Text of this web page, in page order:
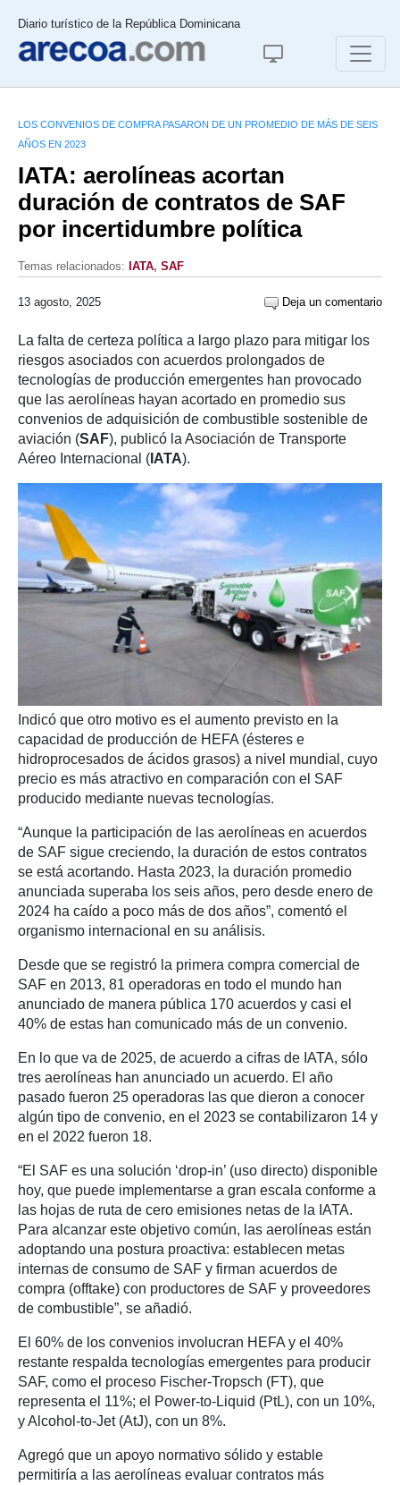
Diario turístico de la República Dominicana
LOS CONVENIOS DE COMPRA PASARON DE UN PROMEDIO DE MÁS DE SEIS
AÑOS EN 2023
IATA: aerolíneas acortan
duración de contratos de SAF
por incertidumbre política
Temas relacionados: IATA, SAF
13 agosto, 2025 Deja un comentario
La falta de certeza política a largo plazo para mitigar los
riesgos asociados con acuerdos prolongados de
tecnologías de producción emergentes han provocado
que las aerolíneas hayan acortado en promedio sus
convenios de adquisición de combustible sostenible de
aviación (SAF), publicó la Asociación de Transporte
Aéreo Internacional ( IATA).
Indicó que otro motivo es el aumento previsto en la
capacidad de producción de HEFA (ésteres e
hidroprocesados de ácidos grasos) a nivel mundial, cuyo
precio es más atractivo en comparación con el SAF
producido mediante nuevas tecnologías.
“Aunque la participación de las aerolíneas en acuerdos
de SAF sigue creciendo, la duración de estos contratos
se está acortando. Hasta 2023, la duración promedio
anunciada superaba los seis años, pero desde enero de
2024 ha caído a poco más de dos años”, comentó el
organismo internacional en su análisis.
Desde que se registró la primera compra comercial de
SAF en 2013, 81 operadoras en todo el mundo han
anunciado de manera pública 170 acuerdos y casi el
40% de estas han comunicado más de un convenio.
En lo que va de 2025, de acuerdo a cifras de IATA, sólo
tres aerolíneas han anunciado un acuerdo. El año
pasado fueron 25 operadoras las que dieron a conocer
algún tipo de convenio, en el 2023 se contabilizaron 14 y
en el 2022 fueron 18.
“El SAF es una solución ‘drop-in’ (uso directo) disponible
hoy, que puede implementarse a gran escala conforme a
las hojas de ruta de cero emisiones netas de la IATA.
Para alcanzar este objetivo común, las aerolíneas están
adoptando una postura proactiva: establecen metas
internas de consumo de SAF y firman acuerdos de
compra (offtake) con productores de SAF y proveedores
de combustible”, se añadió.
El 60% de los convenios involucran HEFA y el 40%
restante respalda tecnologías emergentes para producir
SAF, como el proceso Fischer-Tropsch (FT), que
representa el 11%; el Power-to-Liquid (PtL), con un 10%,
y Alcohol-to-Jet (AtJ), con un 8%.
Agregó que un apoyo normativo sólido y estable
permitiría a las aerolíneas evaluar contratos más